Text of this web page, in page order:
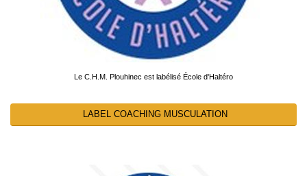
Le C.H.M. Plouhinec est labélisé École d'Haltéro
LABEL COACHING MUSCULATION